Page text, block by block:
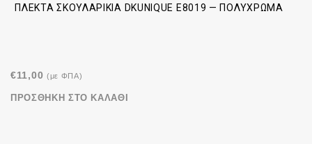
ΠΛΕΚΤΆ ΣΚΟΥΛΑΡΊΚΙΑ DKUNIQUE E8019 — ΠΟΛΎΧΡΩΜΑ
€11,00 (με ΦΠΑ)
ΠΡΟΣΘΉΚΗ ΣΤΟ ΚΑΛΆΘΙ